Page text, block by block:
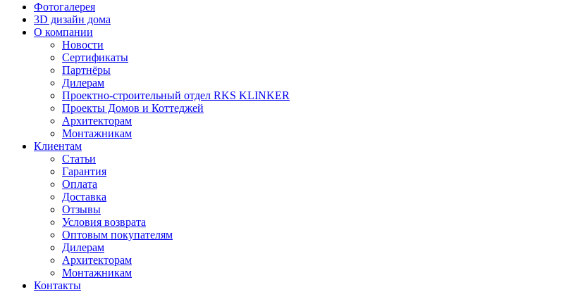
Фотогалерея
3D дизайн дома
О компании
Новости
Сертификаты
Партнёры
Дилерам
Проектно-строительный отдел RKS KLINKER
Проекты Домов и Коттеджей
Архитекторам
Монтажникам
Клиентам
Статьи
Гарантия
Оплата
Доставка
Отзывы
Условия возврата
Оптовым покупателям
Дилерам
Архитекторам
Монтажникам
Контакты